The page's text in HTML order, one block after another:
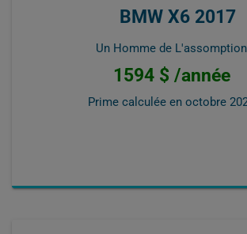
BMW X6 2017
Un Homme de L'assomption
1594 $ /année
Prime calculée en octobre